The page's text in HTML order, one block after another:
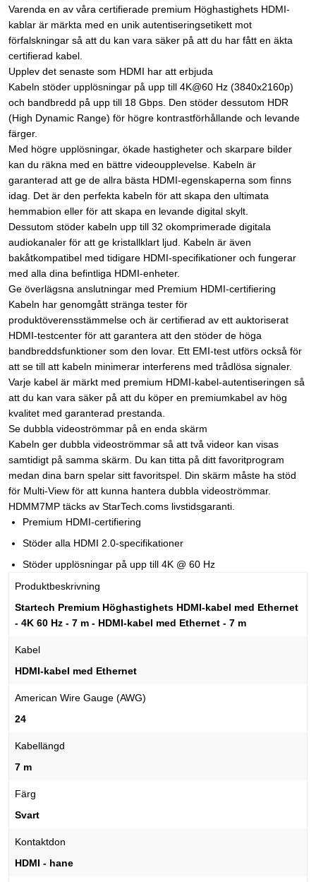
Varenda en av våra certifierade premium Höghastighets HDMI-
kablar är märkta med en unik autentiseringsetikett mot
förfalskningar så att du kan vara säker på att du har fått en äkta
certifierad kabel.
Upplev det senaste som HDMI har att erbjuda
Kabeln stöder upplösningar på upp till 4K@60 Hz (3840x2160p)
och bandbredd på upp till 18 Gbps. Den stöder dessutom HDR
(High Dynamic Range) för högre kontrastförhållande och levande
färger.
Med högre upplösningar, ökade hastigheter och skarpare bilder
kan du räkna med en bättre videoupplevelse. Kabeln är
garanterad att ge de allra bästa HDMI-egenskaperna som finns
idag. Det är den perfekta kabeln för att skapa den ultimata
hemmabion eller för att skapa en levande digital skylt.
Dessutom stöder kabeln upp till 32 okomprimerade digitala
audiokanaler för att ge kristallklart ljud. Kabeln är även
bakåtkompatibel med tidigare HDMI-specifikationer och fungerar
med alla dina befintliga HDMI-enheter.
Ge överlägsna anslutningar med Premium HDMI-certifiering
Kabeln har genomgått stränga tester för
produktöverensstämmelse och är certifierad av ett auktoriserat
HDMI-testcenter för att garantera att den stöder de höga
bandbreddsfunktioner som den lovar. Ett EMI-test utförs också för
att se till att kabeln minimerar interferens med trådlösa signaler.
Varje kabel är märkt med premium HDMI-kabel-autentiseringen så
att du kan vara säker på att du köper en premiumkabel av hög
kvalitet med garanterad prestanda.
Se dubbla videoströmmar på en enda skärm
Kabeln ger dubbla videoströmmar så att två videor kan visas
samtidigt på samma skärm. Du kan titta på ditt favoritprogram
medan dina barn spelar sitt favoritspel. Din skärm måste ha stöd
för Multi-View för att kunna hantera dubbla videoströmmar.
HDMM7MP täcks av StarTech.coms livstidsgaranti.
Premium HDMI-certifiering
Stöder alla HDMI 2.0-specifikationer
Stöder upplösningar på upp till 4K @ 60 Hz
Produktbeskrivning
Startech Premium Höghastighets HDMI-kabel med Ethernet
- 4K 60 Hz - 7 m - HDMI-kabel med Ethernet - 7 m
Kabel
HDMI-kabel med Ethernet
American Wire Gauge (AWG)
24
Kabellängd
7 m
Färg
Svart
Kontaktdon
HDMI - hane